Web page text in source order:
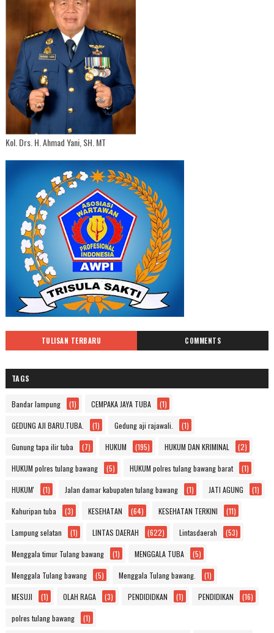
Kol. Drs. H. Ahmad Yani, SH. MT
TULISAN TERBARU COMMENTS
TAGS
Bandar lampung (1) CEMPAKA JAYA TUBA (1)
GEDUNG AJI BARU.TUBA. (1) Gedung aji rajawali. (1)
Gunung tapa ilir tuba (7) HUKUM (195) HUKUM DAN KRIMINAL (2)
HUKUM polres tulang bawang (5) HUKUM polres tulang bawang barat (1)
HUKUM' (1) Jalan damar kabupaten tulang bawang (1) JATI AGUNG (1)
Kahuripan tuba (3) KESEHATAN (64) KESEHATAN TERKINI (11)
Lampung selatan (1) LINTAS DAERAH (622) Lintasdaerah (53)
Menggala timur Tulang bawang (1) MENGGALA TUBA (5)
Menggala Tulang bawang (5) Menggala Tulang bawang. (1)
MESUJI (1) OLAH RAGA (3) PENDIDIDKAN (1) PENDIDIKAN (16)
polres tulang bawang (1)